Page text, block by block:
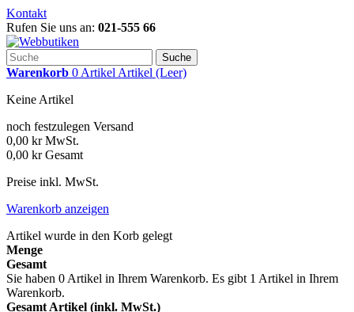
Kontakt
Rufen Sie uns an: 021-555 66
Suche
Warenkorb 0 Artikel Artikel (Leer)
Keine Artikel
noch festzulegen Versand
0,00 kr MwSt.
0,00 kr Gesamt
Preise inkl. MwSt.
Warenkorb anzeigen
Artikel wurde in den Korb gelegt
Menge
Gesamt
Sie haben 0 Artikel in Ihrem Warenkorb. Es gibt 1 Artikel in Ihrem
Warenkorb.
Gesamt Artikel (inkl. MwSt.)